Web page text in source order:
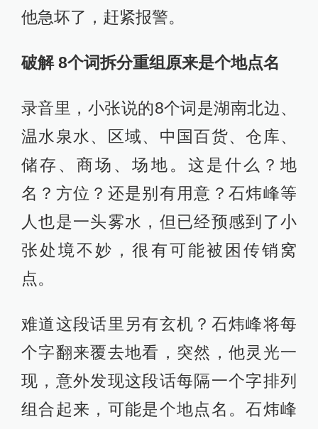
他急坏了，赶紧报警。
破解 8个词拆分重组原来是个地点名
录音里，小张说的8个词是湖南北边、
温水泉水、区域、中国百货、仓库、
储存、商场、场地。这是什么？地
名？方位？还是别有用意？石炜峰等
人也是一头雾水，但已经预感到了小
张处境不妙，很有可能被困传销窝
点。
难道这段话里另有玄机？石炜峰将每
个字翻来覆去地看，突然，他灵光一
现，意外发现这段话每隔一个字排列
组合起来，可能是个地点名。石炜峰